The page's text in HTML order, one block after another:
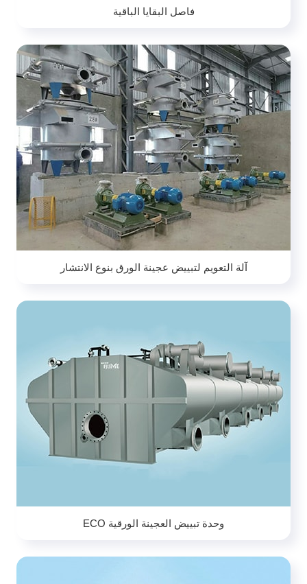
فاصل البقايا الباقية
آلة التعويم لتبييض عجينة الورق بنوع الانتشار
وحدة تبييض العجينة الورقية ECO